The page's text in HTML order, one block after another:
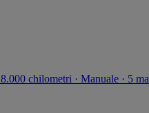
chilometri · Manuale · 5